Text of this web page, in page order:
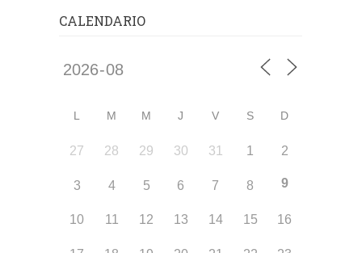
CALENDARIO
L M M J V S D
27 28 29 30 31 1 2
3 4 5 6 7 8 9
10 11 12 13 14 15 16